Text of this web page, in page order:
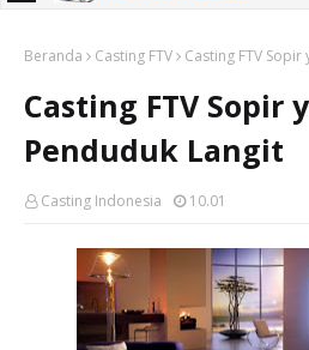
Beranda Casting FTV Casting FTV
Casting FTV Sopir
Penduduk Langit
Casting Indonesia 10.01